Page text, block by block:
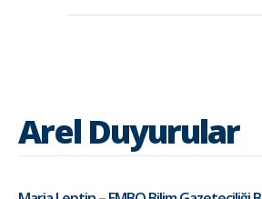
Arel Duyurular